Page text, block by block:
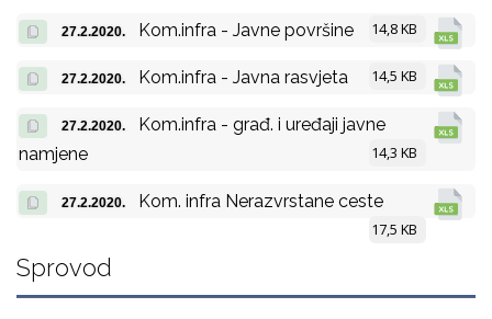
27.2.2020. Kom.infra - Javne površine 14,8 KB
27.2.2020. Kom.infra - Javna rasvjeta 14,5 KB
27.2.2020.
Kom.infra - građ. i uređaji javne
namjene
14,3 KB
27.2.2020. Kom. infra Nerazvrstane ceste
17,5 KB
Sprovod